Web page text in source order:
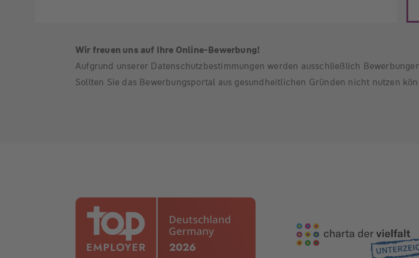
Wir freuen uns auf Ihre Online-Bewerbung!
Aufgrund unserer Datenschutzbestimmungen werden ausschließlich
Sollten Sie das Bewerbungsportal aus gesundheitlichen Gründen nicht nutzen